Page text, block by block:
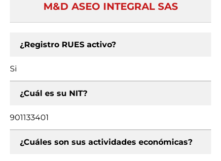
M&D ASEO INTEGRAL SAS
¿Registro RUES activo?
Si
¿Cuál es su NIT?
901133401
¿Cuáles son sus actividades económicas?